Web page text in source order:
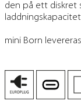
den på ett diskret
mini Born